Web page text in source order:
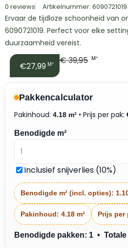
0 reviews Artikelnummer: 6090721019
Ervaar de tijdloze schoonheid van
6090721019. Perfect voor elke
duurzaamheid vereist.
€27,99 M² €39,95 M²
Pakkencalculator
Pakinhoud: 4.18 m² • Prijs per pak:
Benodigde m²
Inclusief snijverlies (10%)
Benodigde m² (incl. opties):
Pakinhoud: 4.18 m² Prijs per
Benodigde pakken: 1 • Totale